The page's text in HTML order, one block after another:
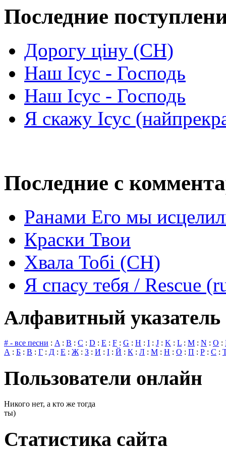
Последние
Дорогу ціну (СН)
Наш Ісус - Господь
Наш Ісус - Господь
Я скажу Ісус
Последние с
Ранами Его мы
Краски Твои
Хвала Тобі (СН)
Я спасу тебя / Rescue
Алфавитный указатель
# - все песни : A : B : C : D : E : F : G : H : I : J : K : L : M : N : O :
А : Б : В : Г : Д : Е : Ж : З : И : І : Й : К : Л : М : Н : О : П : Р : С :
Пользователи онлайн
Никого нет, а кто же тогда
ты)
Статистика сайта